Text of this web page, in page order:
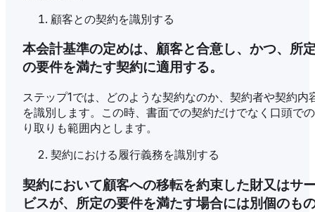
顧客との契約を識別する
本会計基準の定めは、顧客と合意し、かつ、所
の要件を満たす契約に適用する。
ステップ1では、どのような契約なのか、契約者や契約内
を識別します。この時、書面での契約だけでなく口頭で
り取りも範囲内とします。
契約における履行義務を識別する
契約において顧客への移転を約束した財又はサ
ビスが、所定の要件を満たす場合には別個のも